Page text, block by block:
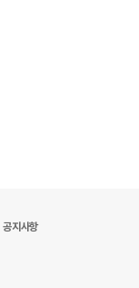
공지사항